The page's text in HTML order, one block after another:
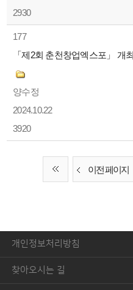
2930
177
「제2회 춘천창업엑스포」 개
양수정
2024.10.22
3920
이전 페이지
개인정보처리방침
찾아오시는 길